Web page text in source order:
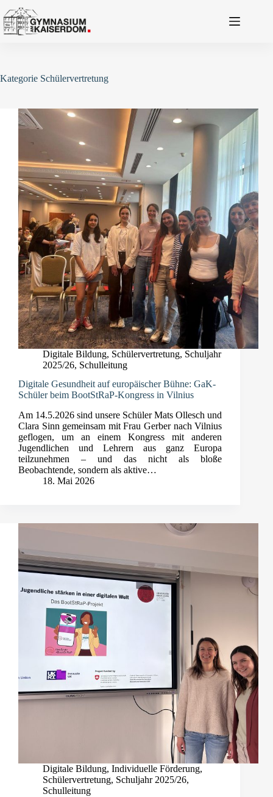
Inhalt
springen
Kategorie Schülervertretung
Digitale Bildung, Schülervertretung, Schuljahr
2025/26, Schulleitung
Digitale Gesundheit auf europäischer Bühne: GaK-
Schüler beim BootStRaP-Kongress in Vilnius
Am 14.5.2026 sind unsere Schüler Mats Ollesch und
Clara Sinn gemeinsam mit Frau Gerber nach Vilnius
geflogen, um an einem Kongress mit anderen
Jugendlichen und Lehrern aus ganz Europa
teilzunehmen – und das nicht als bloße
Beobachtende, sondern als aktive…
18. Mai 2026
Digitale Bildung, Individuelle Förderung,
Schülervertretung, Schuljahr 2025/26,
Schulleitung